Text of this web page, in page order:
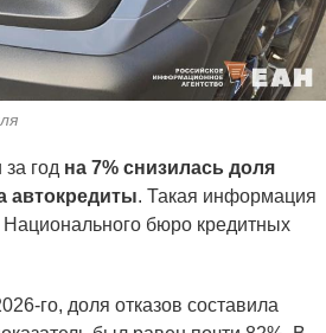
год на 7% снизилась доля
автокредиты. Такая информация
Национального бюро кредитных
го, доля отказов составила